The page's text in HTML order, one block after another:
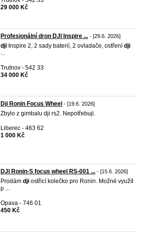
29 000 Kč
Profesionální dron DJI Inspire ... - [29.6. 2026]
dji Inspire 2, 2 sady baterií, 2 ovladače, ostření dji
...
Trutnov - 542 33
34 000 Kč
Dji Ronin Focus Wheel - [19.6. 2026]
Zbylo z gimbalu dji rs2. Nepotřebuji.
Liberec - 463 62
1 000 Kč
DJI Ronin-S focus wheel RS-001 ... - [15.6. 2026]
Prodám dji ostřicí kolečko pro Ronin. Možné využít
p ...
Opava - 746 01
450 Kč